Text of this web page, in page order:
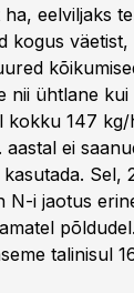
eelviljaks
kogus
nii ühtlane kui
kokku 147
aastal ei
Sel,
N-i jaotus
talinisul